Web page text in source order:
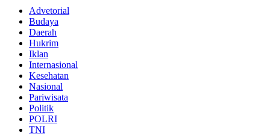
Advetorial
Budaya
Daerah
Hukrim
Iklan
Internasional
Kesehatan
Nasional
Pariwisata
Politik
POLRI
TNI